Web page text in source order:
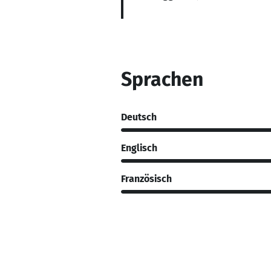
Sprachen
Deutsch
Englisch
Französisch